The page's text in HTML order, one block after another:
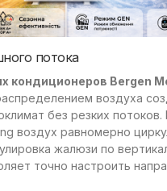
потока
кондиционеров Bergen
воздуха
без резких потоков.
воздух равномерно
жалюзи по
точно настроить